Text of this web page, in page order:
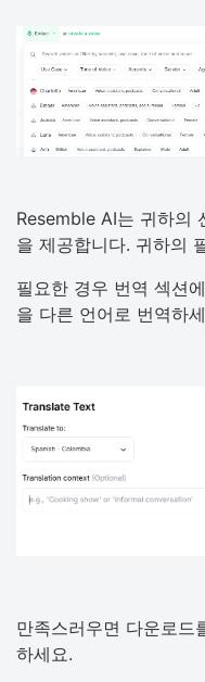
Resemble AI는 귀하의
을 제공합니다. 귀하의
필요한 경우 번역 섹션
을 다른 언어로 번역하
만족스러우면 다운로드
하세요.